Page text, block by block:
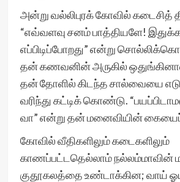
அன்று வல்லிபுரக் கோவில் கடைசித்
“எவ்வளவு சனம் பாத்தியளே!
எப்பிடிப்போறது” என்று
தன் கணவனின் அருகில்
தன் தோளில் கிடந்த சால்வையை
வரிந்து கட்டிக் கொண்டு.
வா” என்று தன் மனைவியின்
கோவில் வீதிகளிலும் கடைகளிலும்
காணப்பட்டதெல்லாம் நல்லம்மாவின்
குதூகலத்தை உண்டாக்கின; வாய்